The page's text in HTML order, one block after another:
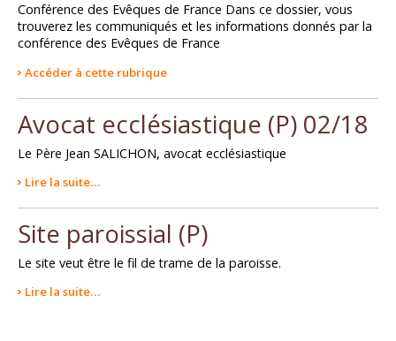
Conférence des Evêques de France Dans ce dossier, vous
trouverez les communiqués et les informations donnés par la
conférence des Evêques de France
Accéder à cette rubrique
Avocat ecclésiastique (P) 02/18
Le Père Jean SALICHON, avocat ecclésiastique
Lire la suite…
Site paroissial (P)
Le site veut être le fil de trame de la paroisse.
Lire la suite…